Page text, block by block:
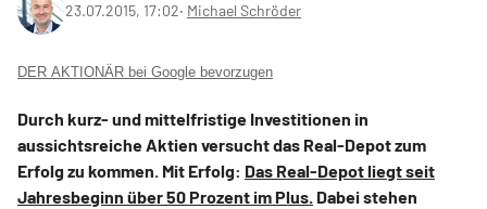
23.07.2015, 17:02‧ Michael Schröder
DER AKTIONÄR bei Google bevorzugen
Durch kurz- und mittelfristige Investitionen in
aussichtsreiche Aktien versucht das Real-Depot zum
Erfolg zu kommen. Mit Erfolg: Das Real-Depot liegt seit
Jahresbeginn über 50 Prozent im Plus. Dabei stehen